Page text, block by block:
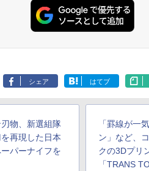
ンチMacBook
Air(M5)|ダウンロー
ド版
きな画面で
い、6週間持
プレイ電子
、広告な
ション (32GB) 7イン
チディスプレイ、明
調節ライト、12週間
告なし、メタリック
ブラック
￥32,980
トレージ
ンチカラ
ト、最大
し、ブラ
年発売)
￥39,980
シェア はてブ
物、新選組隊
再現した日本
パーナイフを
「罫線が一
ン」など、
クの3Dプリ
「TRANS